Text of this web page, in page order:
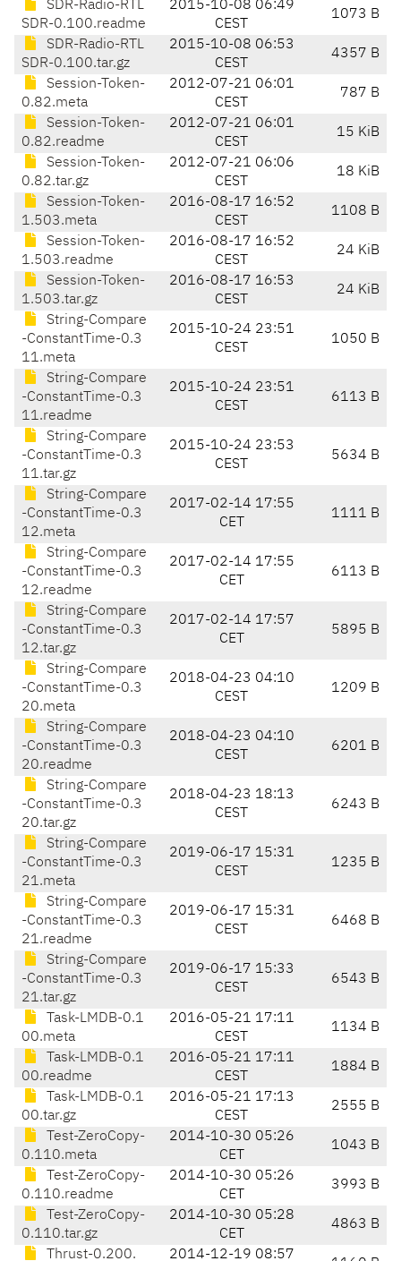
SDR-Radio-RTL
SDR-0.100.readme
2015-10-08 06:49
CEST
1073 B
SDR-Radio-RTL
SDR-0.100.tar.gz
2015-10-08 06:53
CEST
4357 B
Session-Token-
0.82.meta
2012-07-21 06:01
CEST
787 B
Session-Token-
0.82.readme
2012-07-21 06:01
CEST
15 KiB
Session-Token-
0.82.tar.gz
2012-07-21 06:06
CEST
18 KiB
Session-Token-
1.503.meta
2016-08-17 16:52
CEST
1108 B
Session-Token-
1.503.readme
2016-08-17 16:52
CEST
24 KiB
Session-Token-
1.503.tar.gz
2016-08-17 16:53
CEST
24 KiB
String-Compare
-ConstantTime-0.3
11.meta
2015-10-24 23:51
CEST
1050 B
String-Compare
-ConstantTime-0.3
11.readme
2015-10-24 23:51
CEST
6113 B
String-Compare
-ConstantTime-0.3
11.tar.gz
2015-10-24 23:53
CEST
5634 B
String-Compare
-ConstantTime-0.3
12.meta
2017-02-14 17:55
CET
1111 B
String-Compare
-ConstantTime-0.3
12.readme
2017-02-14 17:55
CET
6113 B
String-Compare
-ConstantTime-0.3
12.tar.gz
2017-02-14 17:57
CET
5895 B
String-Compare
-ConstantTime-0.3
20.meta
2018-04-23 04:10
CEST
1209 B
String-Compare
-ConstantTime-0.3
20.readme
2018-04-23 04:10
CEST
6201 B
String-Compare
-ConstantTime-0.3
20.tar.gz
2018-04-23 18:13
CEST
6243 B
String-Compare
-ConstantTime-0.3
21.meta
2019-06-17 15:31
CEST
1235 B
String-Compare
-ConstantTime-0.3
21.readme
2019-06-17 15:31
CEST
6468 B
String-Compare
-ConstantTime-0.3
21.tar.gz
2019-06-17 15:33
CEST
6543 B
Task-LMDB-0.1
00.meta
2016-05-21 17:11
CEST
1134 B
Task-LMDB-0.1
00.readme
2016-05-21 17:11
CEST
1884 B
Task-LMDB-0.1
00.tar.gz
2016-05-21 17:13
CEST
2555 B
Test-ZeroCopy-
0.110.meta
2014-10-30 05:26
CET
1043 B
Test-ZeroCopy-
0.110.readme
2014-10-30 05:26
CET
3993 B
Test-ZeroCopy-
0.110.tar.gz
2014-10-30 05:28
CET
4863 B
Thrust-0.200. 2014-12-19 08:57